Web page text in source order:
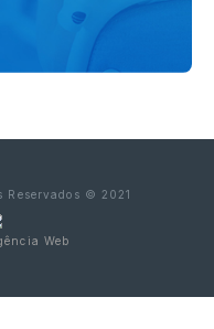
Reservados © 2021
Web